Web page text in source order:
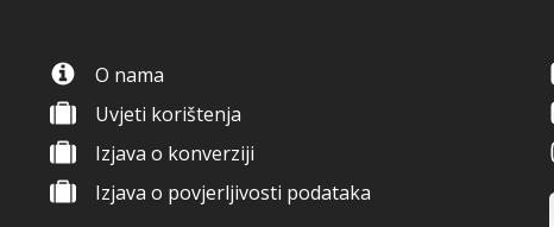
O nama
Uvjeti korištenja
Izjava o konverziji
Izjava o povjerljivosti podataka